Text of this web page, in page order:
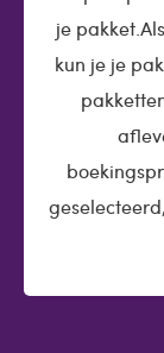
je
kun je je